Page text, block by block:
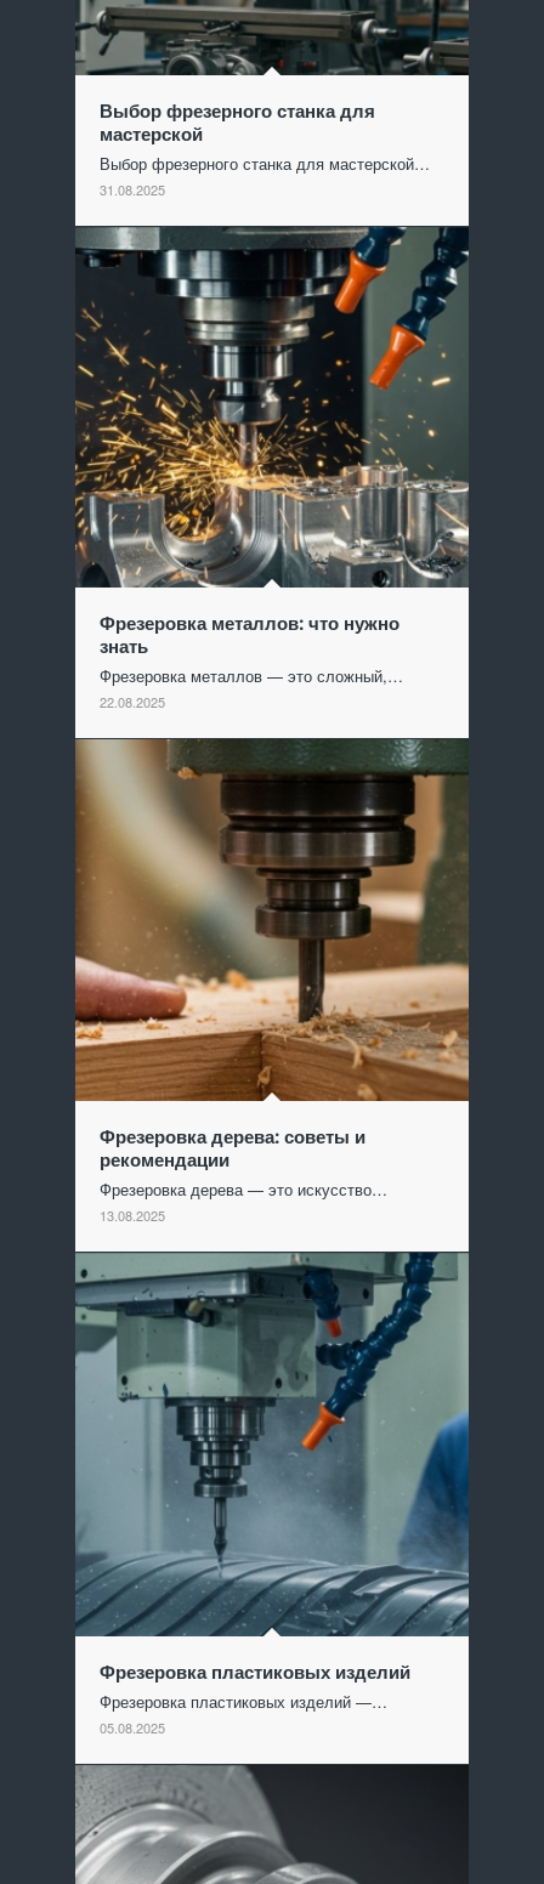
Выбор фрезерного станка для
мастерской
Выбор фрезерного станка для мастерской…
31.08.2025
Фрезеровка металлов: что нужно
знать
Фрезеровка металлов — это сложный,…
22.08.2025
Фрезеровка дерева: советы и
рекомендации
Фрезеровка дерева — это искусство…
13.08.2025
Фрезеровка пластиковых изделий
Фрезеровка пластиковых изделий —…
05.08.2025